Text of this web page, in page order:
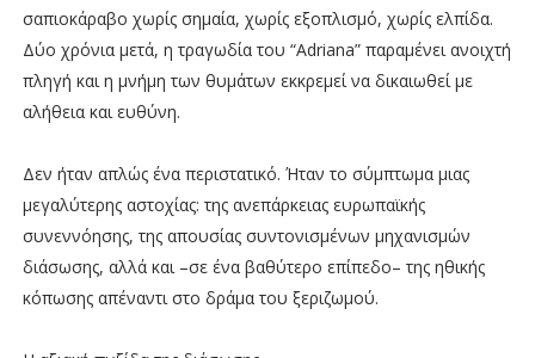
σαπιοκάραβο χωρίς σημαία, χωρίς εξοπλισμό, χωρίς ελπίδα.
Δύο χρόνια μετά, η τραγωδία του “Adriana” παραμένει ανοιχτή
πληγή και η μνήμη των θυμάτων εκκρεμεί να δικαιωθεί με
αλήθεια και ευθύνη.
Δεν ήταν απλώς ένα περιστατικό. Ήταν το σύμπτωμα μιας
μεγαλύτερης αστοχίας: της ανεπάρκειας ευρωπαϊκής
συνεννόησης, της απουσίας συντονισμένων μηχανισμών
διάσωσης, αλλά και –σε ένα βαθύτερο επίπεδο– της ηθικής
κόπωσης απέναντι στο δράμα του ξεριζωμού.